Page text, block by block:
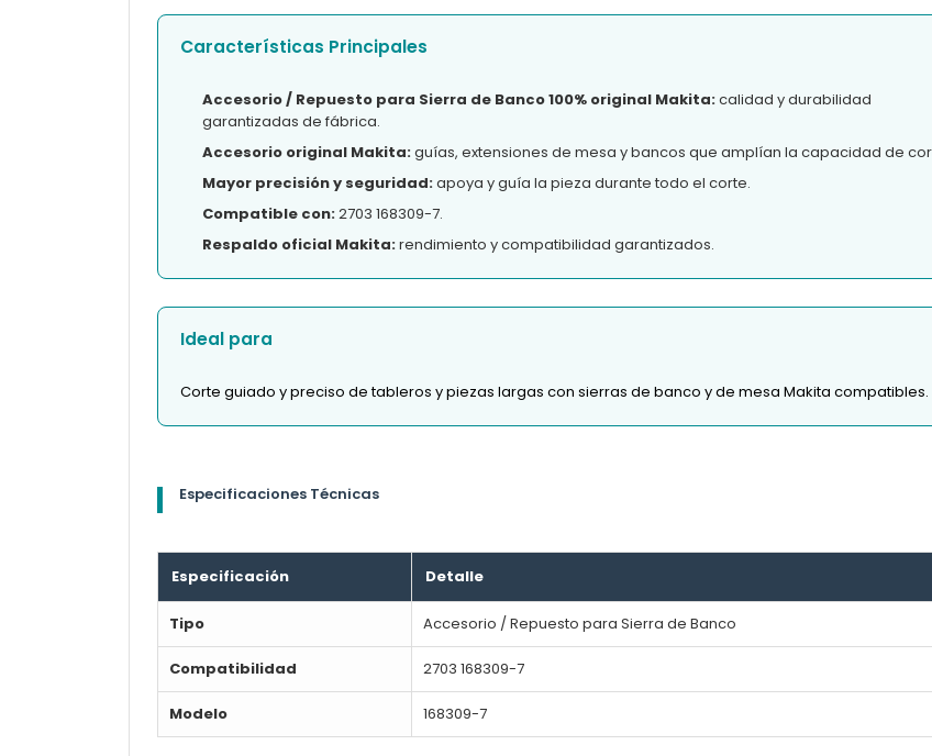
Características Principales
Accesorio / Repuesto para Sierra de Banco 100% original Makita:calidad y durabilidad
garantizadas de fábrica.
Accesorio original Makita:guías, extensiones de mesa y bancos que amplían la capacidad de
Mayor precisión y seguridad:apoya y guía la pieza durante todo el corte.
Compatible con:2703 168309-7.
Respaldo oficial Makita:rendimiento y compatibilidad garantizados.
Ideal para
Corte guiado y preciso de tableros y piezas largas con sierras de banco y de mesa Makita compatibles.
Especificaciones Técnicas
Especificación Detalle
Tipo Accesorio / Repuesto para Sierra de Banco
Compatibilidad 2703 168309-7
Modelo 168309-7